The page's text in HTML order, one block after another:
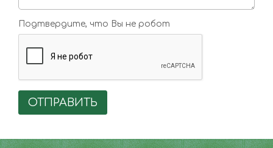
Подтвердите, что Вы не робот
ОТПРАВИТЬ